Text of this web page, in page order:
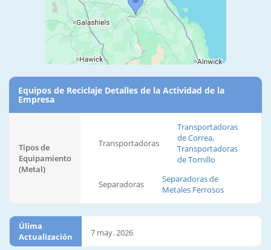
Equipos de Reciclaje Detalles de la Actividad de la
Empresa
Tipos de
Equipamiento
(Metal)
Transportadoras
Transportadoras
de Correa,
Transportadoras
de Tornillo
Separadoras
Separadoras de
Metales Ferrosos
Úlima
Actualización
7 may. 2026